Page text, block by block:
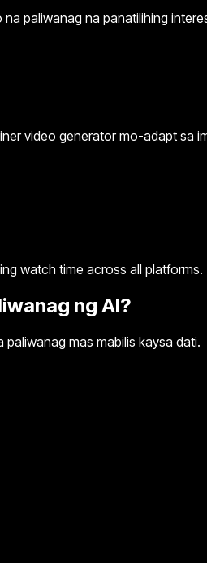
paliwanag na panatilihing
video generator mo-adapt sa
watch time across all platforms.
ng AI?
paliwanag mas mabilis kaysa dati.